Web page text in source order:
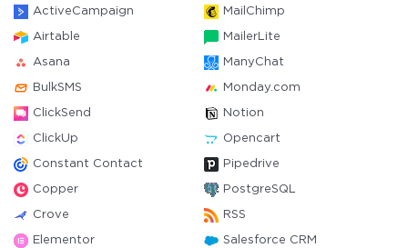
ActiveCampaign MailChimp
Airtable MailerLite
Asana ManyChat
BulkSMS Monday.com
ClickSend Notion
ClickUp Opencart
Constant Contact Pipedrive
Copper PostgreSQL
Crove RSS
Elementor Salesforce CRM